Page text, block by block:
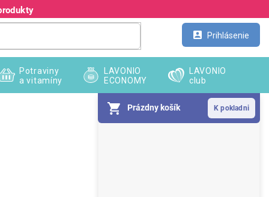
Prihlásenie
Prázdny košík
Potraviny
a vitamíny
LAVONIO
ECONOMY
LAVONIO
club